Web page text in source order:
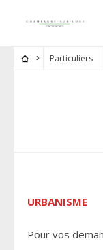
Particuliers
URBANISME
Pour vos